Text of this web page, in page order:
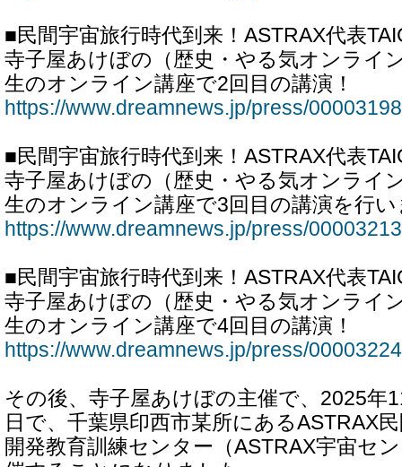
■民間宇宙旅行時代到来！ASTRAX代表
寺子屋あけぼの（歴史・やる気オンライ
生のオンライン講座で2回目の講演！
https://www.dreamnews.jp/press/
■民間宇宙旅行時代到来！ASTRAX代表
寺子屋あけぼの（歴史・やる気オンライ
生のオンライン講座で3回目の講演を行
https://www.dreamnews.jp/press/
■民間宇宙旅行時代到来！ASTRAX代表
寺子屋あけぼの（歴史・やる気オンライ
生のオンライン講座で4回目の講演！
https://www.dreamnews.jp/press/
その後、寺子屋あけぼの主催で、2025年
日で、千葉県印西市某所にあるASTRAX
開発教育訓練センター（ASTRAX宇宙セ